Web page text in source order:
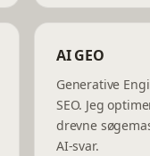
AI GEO
Generative
SEO. Jeg
drevne
AI-svar.